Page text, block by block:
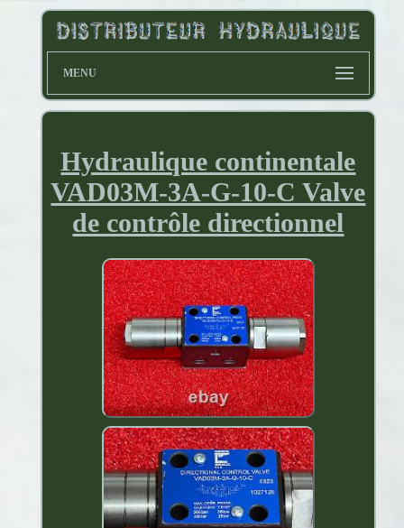
MENU
Hydraulique continentale
VAD03M-3A-G-10-C Valve
de contrôle directionnel